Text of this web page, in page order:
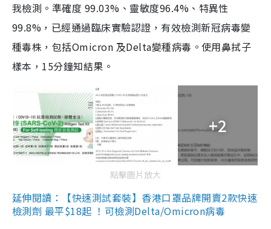
我檢測。準確度 99.03%、靈敏度96.4%、特異性
99.8%，已經通過臨床實驗認證，有效檢測新冠病毒變
種毒株，包括Omicron 及Delta變種病毒。使用鼻拭子
樣本，15分鐘知結果。
+2
點擊圖片放大
延伸閱讀：【快速測試套裝】香港口罩品牌開賣2款快速
檢測劑 最平$18起 ！可檢測Delta/Omicron病毒